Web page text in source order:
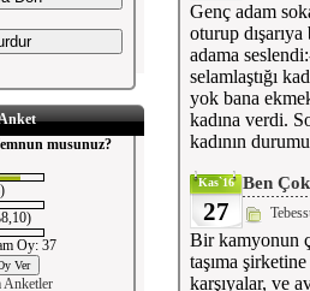
musunuz?
Oy: 37
Anketler
Genç adam
oturup
adama
selamlaştığı
yok bana
kadına verdi.
kadının
Kas`16
27
Ben
Bir kamyonun
taşıma
karşıyalar, ve